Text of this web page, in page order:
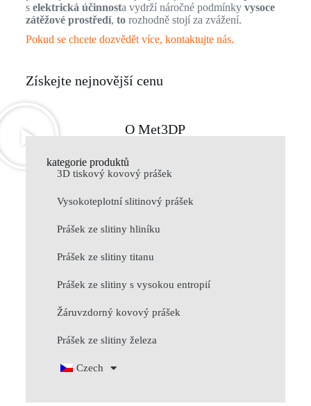
s elektrická účinnosta vydrží náročné podmínky vysoce
zátěžové prostředí, torozhodně stojí za zvážení.
Pokud se chcete dozvědět více, kontaktujte nás.
Získejte nejnovější cenu
O Met3DP
kategorie produktů
3D tiskový kovový prášek
Vysokoteplotní slitinový prášek
Prášek ze slitiny hliníku
Prášek ze slitiny titanu
Prášek ze slitiny s vysokou entropií
Žáruvzdorný kovový prášek
Prášek ze slitiny železa
Czech